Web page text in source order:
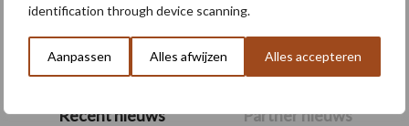
identification through device scanning.
Aanpassen Alles afwijzen Alles accepteren
Recent nieuws Partner nieuws